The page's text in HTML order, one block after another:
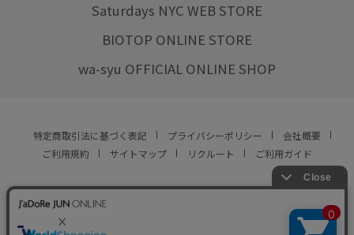
Saturdays NYC WEB STORE
BIOTOP ONLINE STORE
wa-syu OFFICIAL ONLINE SHOP
特定商取引法に基づく表記 プライバシーポリシー
会社概要
ご利用規約
サイトマップ リクルート ご利用ガイド
© JUN CO.,LTD. ALL RIGHTS RESERVED.